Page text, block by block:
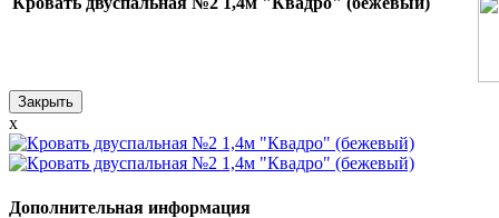
Закрыть
x
Дополнительная информация